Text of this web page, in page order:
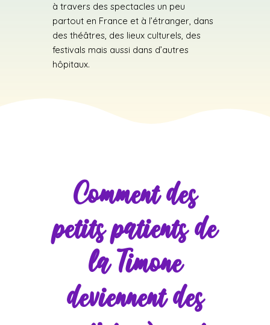
à travers des spectacles un peu
partout en France et à l’étranger, dans
des théâtres, des lieux culturels, des
festivals mais aussi dans d’autres
hôpitaux.
Comment des
petits patients de
la Timone
deviennent des